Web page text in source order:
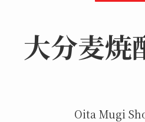
大分麦
Oita Mugi